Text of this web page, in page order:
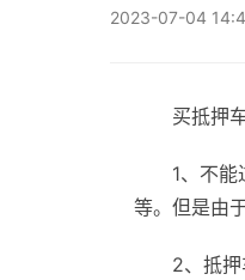
2023-07-04
买抵押
1、不
等。但是由
2、抵